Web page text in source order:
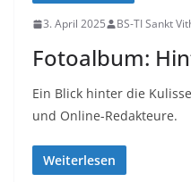
3. April 2025 BS-TI Sankt
Fotoalbum:
Ein Blick hinter die
und Online-Redakteure.
Weiterlesen